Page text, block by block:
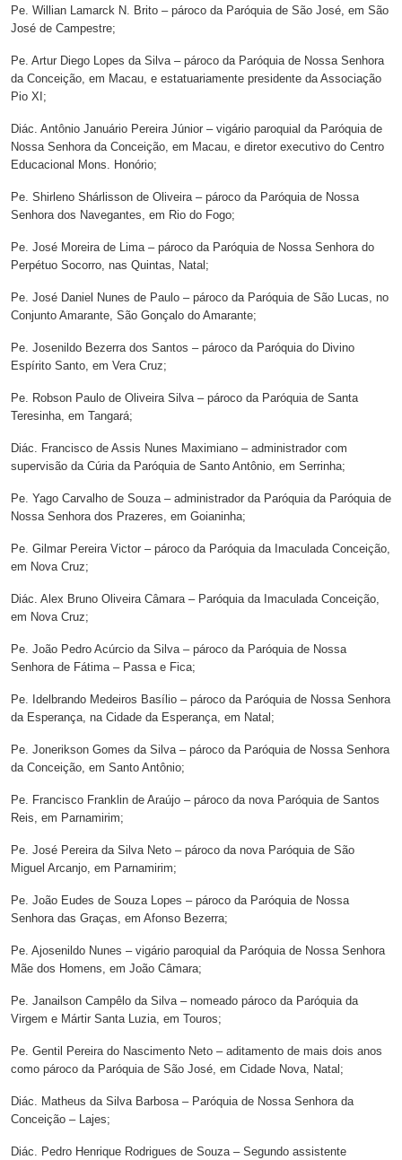
Pe. Willian Lamarck N. Brito – pároco da Paróquia de São José, em São
José de Campestre;
Pe. Artur Diego Lopes da Silva – pároco da Paróquia de Nossa Senhora
da Conceição, em Macau, e estatuariamente presidente da Associação
Pio XI;
Diác. Antônio Januário Pereira Júnior – vigário paroquial da Paróquia de
Nossa Senhora da Conceição, em Macau, e diretor executivo do Centro
Educacional Mons. Honório;
Pe. Shirleno Shárlisson de Oliveira – pároco da Paróquia de Nossa
Senhora dos Navegantes, em Rio do Fogo;
Pe. José Moreira de Lima – pároco da Paróquia de Nossa Senhora do
Perpétuo Socorro, nas Quintas, Natal;
Pe. José Daniel Nunes de Paulo – pároco da Paróquia de São Lucas, no
Conjunto Amarante, São Gonçalo do Amarante;
Pe. Josenildo Bezerra dos Santos – pároco da Paróquia do Divino
Espírito Santo, em Vera Cruz;
Pe. Robson Paulo de Oliveira Silva – pároco da Paróquia de Santa
Teresinha, em Tangará;
Diác. Francisco de Assis Nunes Maximiano – administrador com
supervisão da Cúria da Paróquia de Santo Antônio, em Serrinha;
Pe. Yago Carvalho de Souza – administrador da Paróquia da Paróquia de
Nossa Senhora dos Prazeres, em Goianinha;
Pe. Gilmar Pereira Victor – pároco da Paróquia da Imaculada Conceição,
em Nova Cruz;
Diác. Alex Bruno Oliveira Câmara – Paróquia da Imaculada Conceição,
em Nova Cruz;
Pe. João Pedro Acúrcio da Silva – pároco da Paróquia de Nossa
Senhora de Fátima – Passa e Fica;
Pe. Idelbrando Medeiros Basílio – pároco da Paróquia de Nossa Senhora
da Esperança, na Cidade da Esperança, em Natal;
Pe. Jonerikson Gomes da Silva – pároco da Paróquia de Nossa Senhora
da Conceição, em Santo Antônio;
Pe. Francisco Franklin de Araújo – pároco da nova Paróquia de Santos
Reis, em Parnamirim;
Pe. José Pereira da Silva Neto – pároco da nova Paróquia de São
Miguel Arcanjo, em Parnamirim;
Pe. João Eudes de Souza Lopes – pároco da Paróquia de Nossa
Senhora das Graças, em Afonso Bezerra;
Pe. Ajosenildo Nunes – vigário paroquial da Paróquia de Nossa Senhora
Mãe dos Homens, em João Câmara;
Pe. Janailson Campêlo da Silva – nomeado pároco da Paróquia da
Virgem e Mártir Santa Luzia, em Touros;
Pe. Gentil Pereira do Nascimento Neto – aditamento de mais dois anos
como pároco da Paróquia de São José, em Cidade Nova, Natal;
Diác. Matheus da Silva Barbosa – Paróquia de Nossa Senhora da
Conceição – Lajes;
Diác. Pedro Henrique Rodrigues de Souza – Segundo assistente